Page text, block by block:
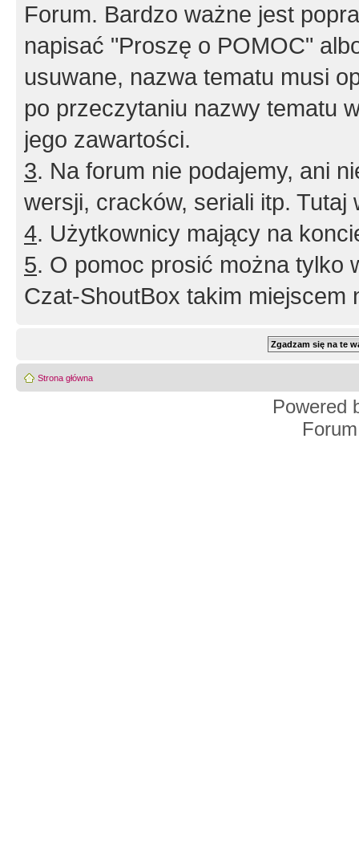
Forum. Bardzo ważne jest
napisać "Proszę o POMOC"
usuwane, nazwa tematu musi
po przeczytaniu nazwy tematu
jego zawartości.
3. Na forum nie podajemy, ani
wersji, cracków, seriali itp. Tutaj
4. Użytkownicy mający na
5. O pomoc prosić można tylko
Czat-ShoutBox takim miejscem
Strona główna
Powered